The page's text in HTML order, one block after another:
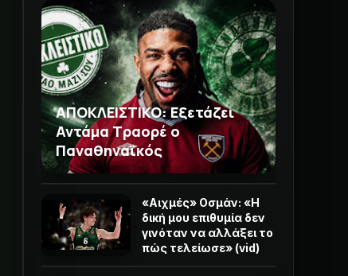
ΑΠΟΚΛΕΙΣΤΙΚΟ: Εξετάζει
Αντάμα Τραορέ ο
Παναθηναϊκός
«Αιχμές» Οσμάν: «Η
δική μου επιθυμία δεν
γινόταν να αλλάξει το
πώς τελείωσε» (vid)